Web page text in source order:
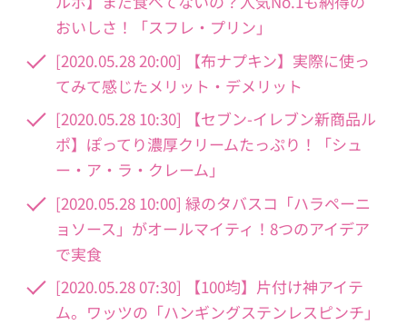
おいしさ！「スフレ・プリン」
[2020.05.28 20:00] 【布ナプキン】実際に使っ
てみて感じたメリット・デメリット
[2020.05.28 10:30] 【セブン-イレブン新商品ル
ポ】ぽってり濃厚クリームたっぷり！「シュ
ー・ア・ラ・クレーム」
[2020.05.28 10:00] 緑のタバスコ「ハラペーニ
ョソース」がオールマイティ！8つのアイデア
で実食
[2020.05.28 07:30] 【100均】片付け神アイテ
ム。ワッツの「ハンギングステンレスピンチ」